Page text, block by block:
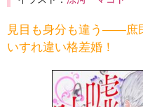
見目も身分も違う――庶
いすれ違い格差婚！